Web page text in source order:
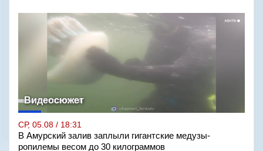
Видеосюжет
СР, 05.08 / 18:31
В Амурский залив заплыли гигантские медузы-
ропилемы весом до 30 килограммов